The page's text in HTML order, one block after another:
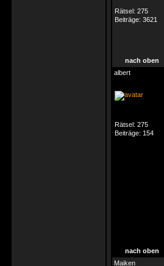
Rätsel: 275
Beiträge: 3621
nach oben
albert
Rätsel: 275
Beiträge: 154
nach oben
Maiken